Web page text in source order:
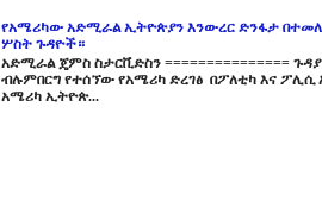
የአሜሪካው አድሚራል ኢትዮጵያን እንውረር ድንፋታ
ሦስት ጉዳዮች።
አድሚራል ጄምስ ስታርቪድስን ===============
ብሉምበርግ የተሰኘው የአሜሪካ ድረገፅ በፖለቲካ እና
አሜሪካ ኢትዮጵ...